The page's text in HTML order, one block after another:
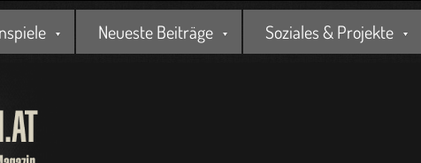
Neueste Beiträge Soziales & Projekte